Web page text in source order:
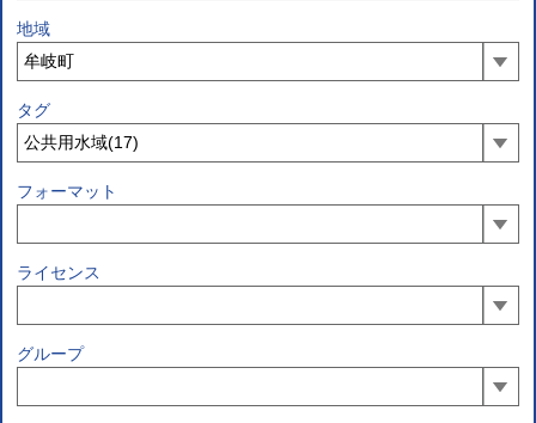
地域
タグ
フォーマット
ライセンス
グループ